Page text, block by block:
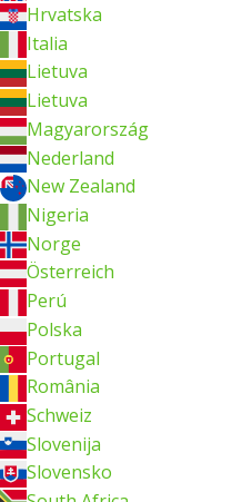
Hrvatska
Italia
Lietuva
Lietuva
Magyarország
Nederland
New Zealand
Nigeria
Norge
Österreich
Perú
Polska
Portugal
România
Schweiz
Slovenija
Slovensko